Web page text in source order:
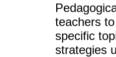
teachers
specific
strategies